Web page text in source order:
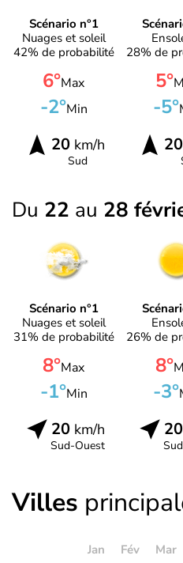
Scénario n°1
Nuages et soleil
42% de probabilité
6°Max
-2°Min
20km/h
Sud
28% de
5°
-5°
20
Du 22 au 28
Scénario n°1
Nuages et soleil
31% de probabilité
8°Max
-1°Min
20km/h
Sud-Ouest
26% de
8°
-3°
20
Villes
Jan Fév Mar